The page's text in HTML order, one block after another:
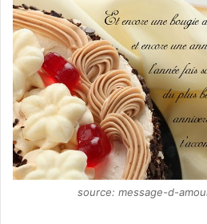
source: message-d-